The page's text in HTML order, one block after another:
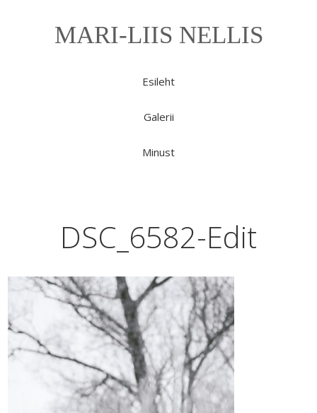
MARI-LIIS NELLIS
Esileht
Galerii
Minust
DSC_6582-Edit